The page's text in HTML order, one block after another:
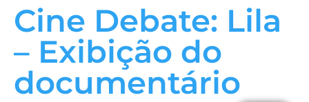
Cine Debate: Lila
– Exibição do
documentário